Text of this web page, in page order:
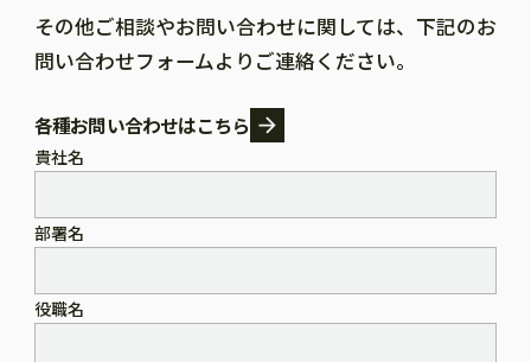
その他ご相談やお問い合わせに関しては、下記のお
問い合わせフォームよりご連絡ください。
各種お問い合わせはこちら
貴社名
部署名
役職名